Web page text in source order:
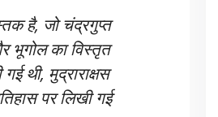
है, जो चंद्रगुप्त
भूगोल का विस्तृत
थी, मुद्राराक्षस
पर लिखी गई